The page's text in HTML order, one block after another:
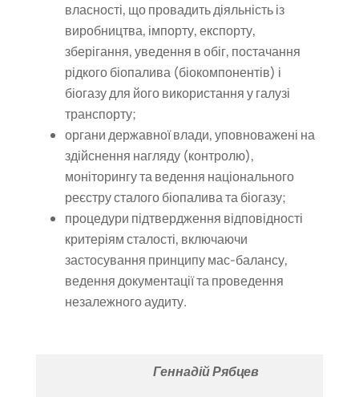
власності, що провадить діяльність із
виробництва, імпорту, експорту,
зберігання, уведення в обіг, постачання
рідкого біопалива (біокомпонентів) і
біогазу для його використання у галузі
транспорту;
органи державної влади, уповноважені на
здійснення нагляду (контролю),
моніторингу та ведення національного
реєстру сталого біопалива та біогазу;
процедури підтвердження відповідності
критеріям сталості, включаючи
застосування принципу мас-балансу,
ведення документації та проведення
незалежного аудиту.
Геннадій Рябцев